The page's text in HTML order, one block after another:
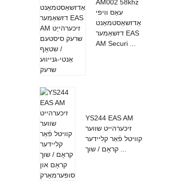
AM002 58khz
עאַס וויפי
אַדזשאַסטמאַנט
דזשאַמער EAS
AM Securi ...
YS244 EAS AM
זיכערהייט שווער
קוויטל פֿאַר קליידער
קראָם / שוך ...